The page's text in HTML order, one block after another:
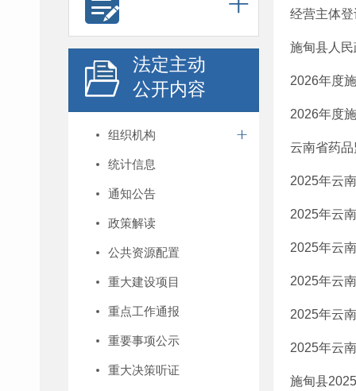
法定主动
公开内容
组织机构
统计信息
通知公告
政策解读
公共资源配置
重大建设项目
重点工作通报
重要事项公示
重大决策听证
经营主体
施甸县人
2026年度
2026年度
云南省药
2025年云
2025年云
2025年云
2025年云
2025年云
2025年云
施甸县